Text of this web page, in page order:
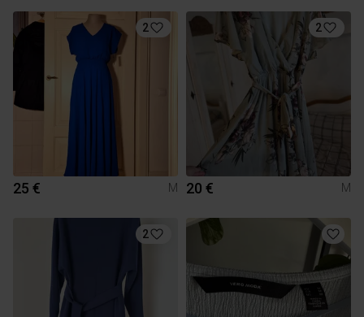
2
25 € M
2
20 € M
2